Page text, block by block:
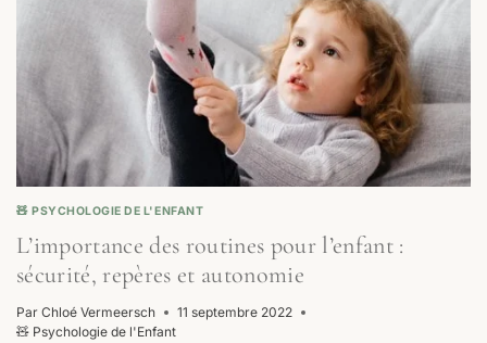
POUR
MIEUX
ANTICIPER
🧸 PSYCHOLOGIE DE L'ENFANT
L’importance des routines pour l’enfant :
sécurité, repères et autonomie
Par Chloé Vermeersch
11 septembre 2022
🧸 Psychologie de l'Enfant